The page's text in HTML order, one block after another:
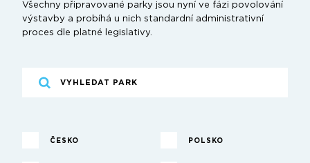
Všechny připravované parky jsou nyní ve fázi povolování
výstavby a probíhá u nich standardní administrativní
proces dle platné legislativy.
ČESKO POLSKO